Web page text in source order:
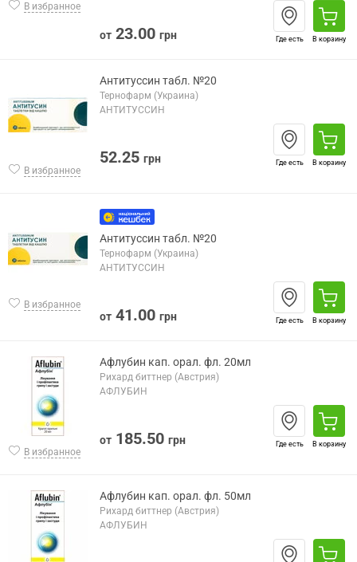
В избранное
от 23.00 грн Где есть В корзину
В избранное
Антитуссин табл. №20
Тернофарм (Украина)
АНТИТУССИН
52.25 грн Где есть В корзину
В избранное
Антитуссин табл. №20
Тернофарм (Украина)
АНТИТУССИН
от 41.00 грн Где есть В корзину
В избранное
Афлубин кап. орал. фл. 20мл
Рихард биттнер (Австрия)
АФЛУБИН
от 185.50 грн Где есть В корзину
Афлубин кап. орал. фл. 50мл
Рихард биттнер (Австрия)
АФЛУБИН